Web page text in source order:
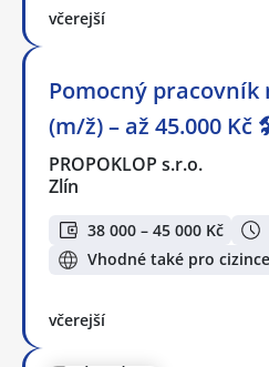
včerejší
Pomocný pracovník
(m/ž) – až 45.000 Kč
PROPOKLOP s.r.o.
Zlín
38 000 – 45 000 Kč
Vhodné také pro cizince
včerejší